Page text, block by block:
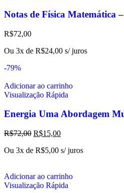
Notas de Física Matemática
R$72,00
Ou 3x de R$24,00 s/ juros
-79%
Adicionar ao carrinho
Visualização Rápida
Energia Uma Abordagem
R$72,00 R$15,00
Ou 3x de R$5,00 s/ juros
Adicionar ao carrinho
Visualização Rápida